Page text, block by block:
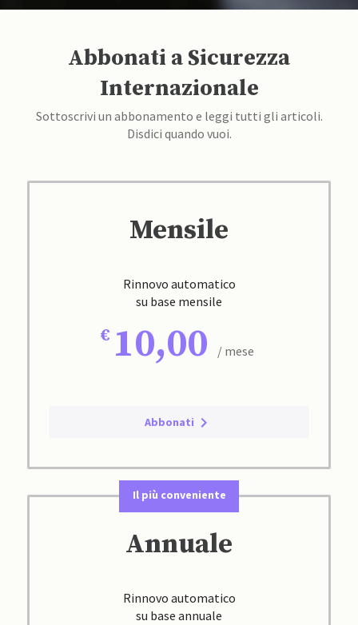
Abbonati a Sicurezza
Internazionale
Sottoscrivi un abbonamento e leggi tutti gli articoli.
Disdici quando vuoi.
Mensile
Rinnovo automatico
su base mensile
10,00 / mese
Abbonati
Il più conveniente
Annuale
Rinnovo automatico
su base annuale